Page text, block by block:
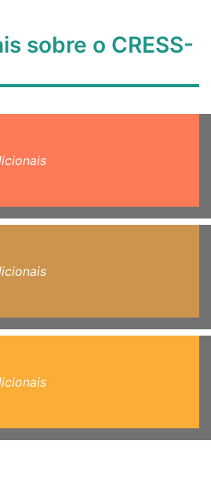
sobre o CRESS-